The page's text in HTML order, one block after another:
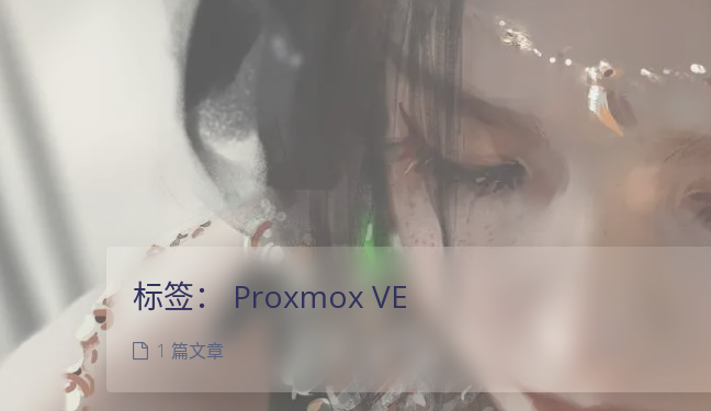
标签：Proxmox VE
1 篇文章